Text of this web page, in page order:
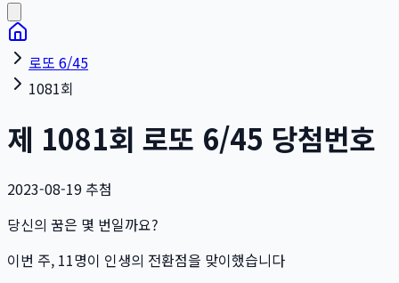
로또 6/45
1081회
제 1081회 로또 6/45 당첨번호
2023-08-19 추첨
당신의 꿈은 몇 번일까요?
이번 주, 11명이 인생의 전환점을 맞이했습니다